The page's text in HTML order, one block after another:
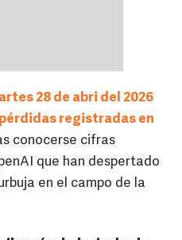
28 de abri del 2026
registradas en
conocerse cifras
que han despertado
en el campo de la